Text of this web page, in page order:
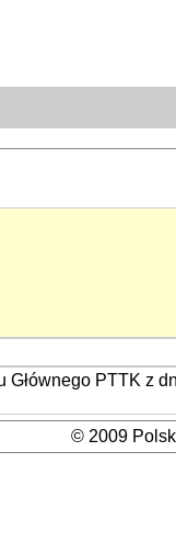
Głównego PTTK z
© 2009